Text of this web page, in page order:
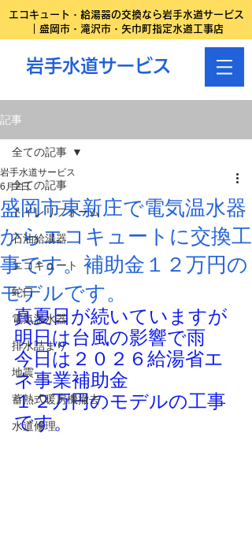
エコキュート・給湯器の交換なら岩手水道サービス
｜盛岡市・滝沢市・矢巾町指定水道工事店
岩手水道サービス
記事
全ての記事
トイレリフォーム
石油給湯器
エコキュート
蛇口
電気温水器
排水詰まり
地震
蓄熱式暖房機撤去
水道修理
全ての記事
盛岡市東新庄で電気温水器
からエコキュートに交換工
事です。補助金１２万円の
モデルです。
岩手水道サービス
6月2日
真夏日が続いていますが
明日は台風の影響で雨
今日は２０２６給湯省エ
ネ事業補助金
１２万円のモデルの工事
です。